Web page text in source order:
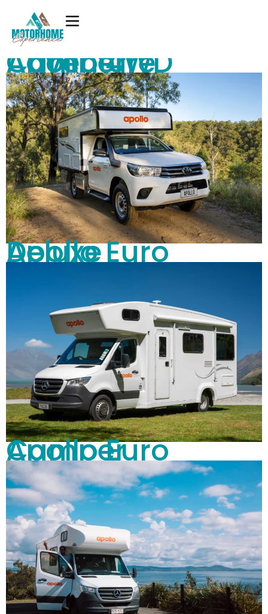
Apollo 4WD Adventure Camper
Apollo Euro Deluxe
Apollo Euro Camper